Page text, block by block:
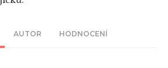
AUTOR HODNOCENÍ